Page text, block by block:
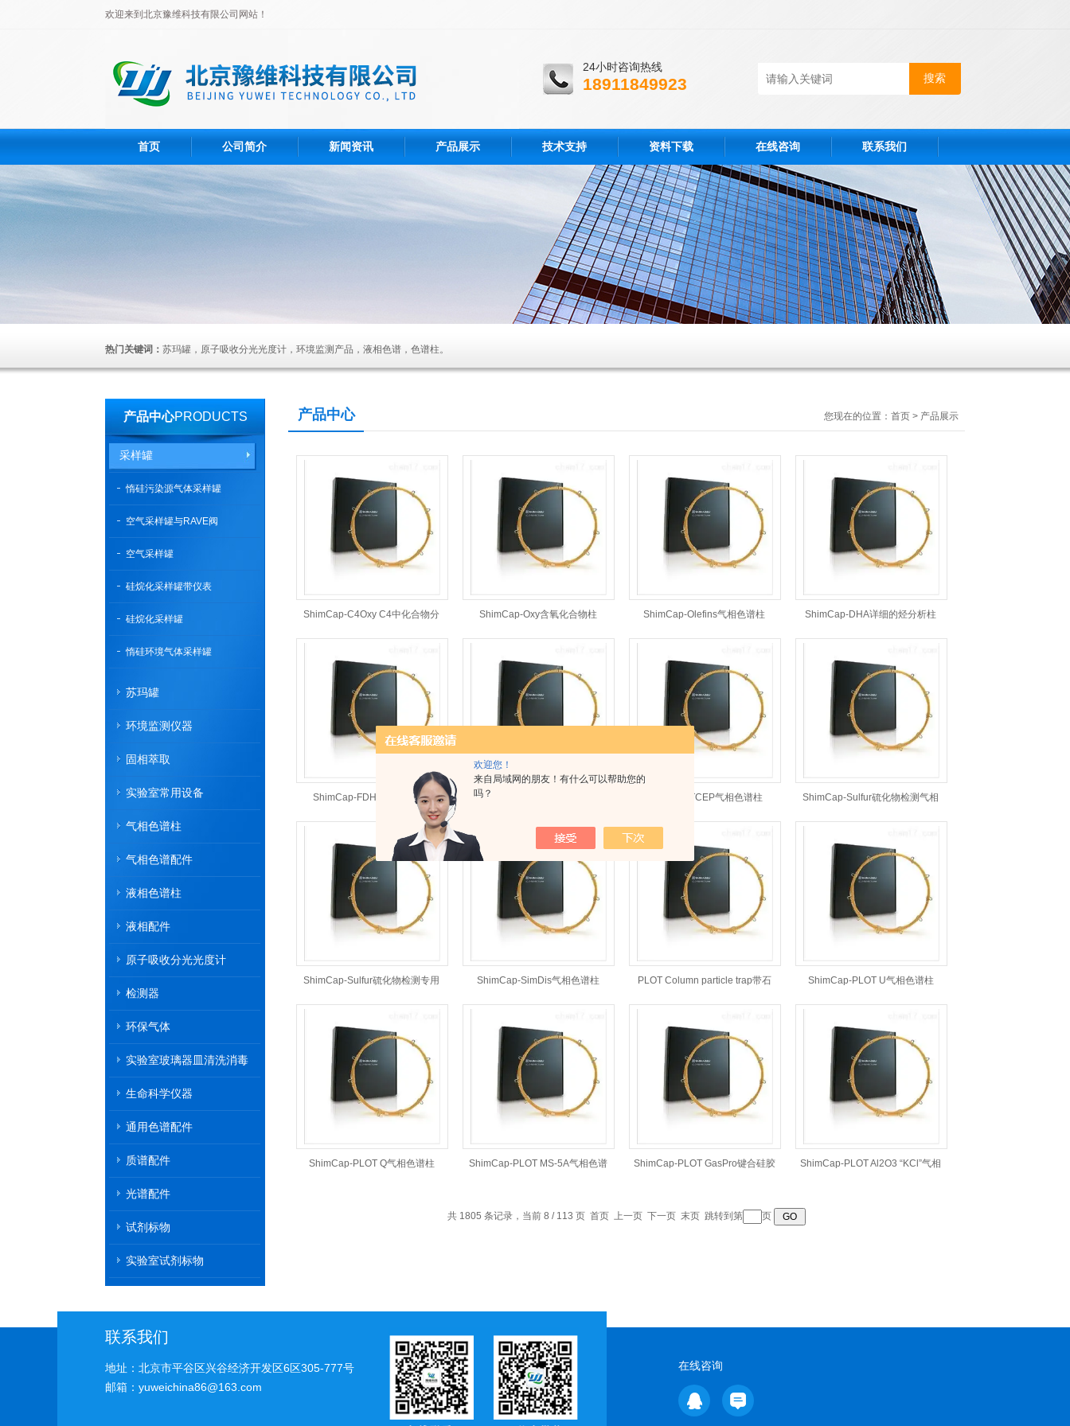
欢迎您！
来自局域网的朋友！有什么可以帮助您的
吗？
欢迎来到北京豫维科技有限公司网站！
24小时咨询热线
18911849923
首页 公司简介 新闻资讯 产品展示 技术支持 资料下载 在线咨询 联系我们
热门关键词： 苏玛罐，原子吸收分光光度计，环境监测产品，液相色谱，色谱柱。
产品中心PRODUCTS
采样罐
惰硅污染源气体采样罐
空气采样罐与RAVE阀
空气采样罐
硅烷化采样罐带仪表
硅烷化采样罐
惰硅环境气体采样罐
苏玛罐
环境监测仪器
固相萃取
实验室常用设备
气相色谱柱
气相色谱配件
液相色谱柱
液相配件
原子吸收分光光度计
检测器
环保气体
实验室玻璃器皿清洗消毒
生命科学仪器
通用色谱配件
质谱配件
光谱配件
试剂标物
实验室试剂标物
产品中心 您现在的位置： 首页 > 产品展示
ShimCap-C4Oxy C4中化合物分 ShimCap-Oxy含氧化合物柱 ShimCap-Olefins气相色谱柱 ShimCap-DHA详细的烃分析柱
ShimCap-FDHA气相色谱柱 ShimCap-VMS Low Bleed气相色
谱柱
ShimCap-TCEP气相色谱柱 ShimCap-Sulfur硫化物检测气相
ShimCap-Sulfur硫化物检测专用 ShimCap-SimDis气相色谱柱 PLOT Column particle trap带石 ShimCap-PLOT U气相色谱柱
ShimCap-PLOT Q气相色谱柱 ShimCap-PLOT MS-5A气相色谱 ShimCap-PLOT GasPro键合硅胶 ShimCap-PLOT Al2O3 “KCl”气相
共 1805 条记录，当前 8 / 113 页 首页 上一页 下一页 末页 跳转到第 页
联系我们
地址：北京市平谷区兴谷经济开发区6区305-777号
邮箱：yuweichina86@163.com
在线咨询